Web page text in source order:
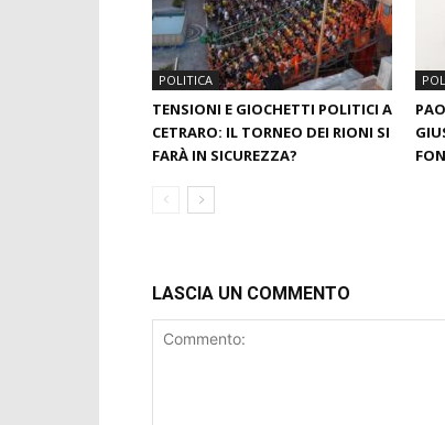
POLITICA
TENSIONI E GIOCHETTI POLITICI A
CETRARO: IL TORNEO DEI RIONI SI
FARÀ IN SICUREZZA?
LASCIA UN COMMENTO